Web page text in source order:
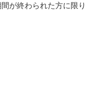
が終わられた方に限り